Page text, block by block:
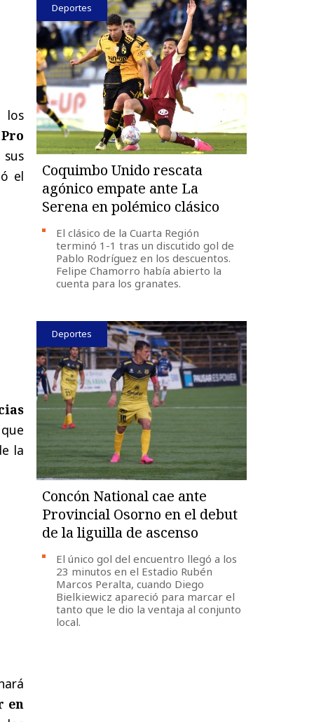
los
el
la
en
Deportes
Coquimbo Unido rescata
agónico empate ante La
Serena en polémico clásico
El clásico de la Cuarta Región
terminó 1-1 tras un discutido gol de
Pablo Rodríguez en los descuentos.
Felipe Chamorro había abierto la
cuenta para los granates.
Deportes
Concón National cae ante
Provincial Osorno en el debut
de la liguilla de ascenso
El único gol del encuentro llegó a los
23 minutos en el Estadio Rubén
Marcos Peralta, cuando Diego
Bielkiewicz apareció para marcar el
tanto que le dio la ventaja al conjunto
local.